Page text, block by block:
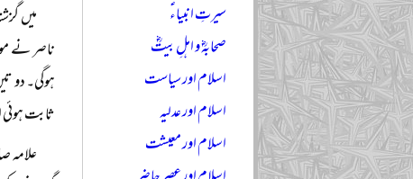
میں
ناصر نے
ہوگی۔ دو
ثابت ہوئی
علامہ
سیرتِ انبیاءؑ
صحابہؓ و اہلِ بیتؓ
اسلام اور سیاست
اسلام اور عدلیہ
اسلام اور معیشت